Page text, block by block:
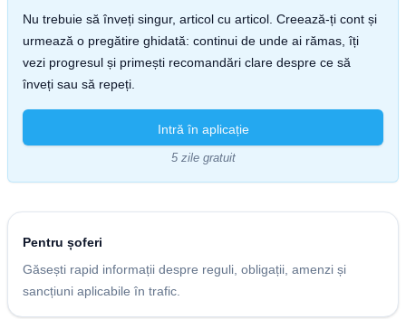
Nu trebuie să înveți singur, articol cu articol. Creează-ți cont și
urmează o pregătire ghidată: continui de unde ai rămas, îți
vezi progresul și primești recomandări clare despre ce să
înveți sau să repeți.
Intră în aplicație
5 zile gratuit
Pentru șoferi
Găsești rapid informații despre reguli, obligații, amenzi și
sancțiuni aplicabile în trafic.